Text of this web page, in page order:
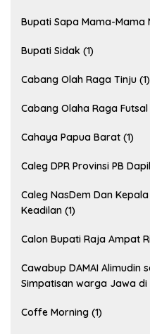
Bupati Sapa Mama-Mama
Bupati Sidak (1)
Cabang Olah Raga Tinju (1)
Cabang Olaha Raga Futsal
Cahaya Papua Barat (1)
Caleg DPR Provinsi PB
Caleg NasDem Dan
Keadilan (1)
Calon Bupati Raja Ampat
Cawabup DAMAI Alimudin
Simpatisan warga Jawa di
Coffe Morning (1)